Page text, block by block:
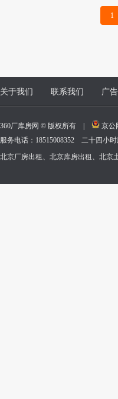
1
关于我们 联系我们 广
360厂库房网 © 版权所有 | 京公
服务电话：18515008352 二十四小时
北京厂房出租、北京库房出租、北京